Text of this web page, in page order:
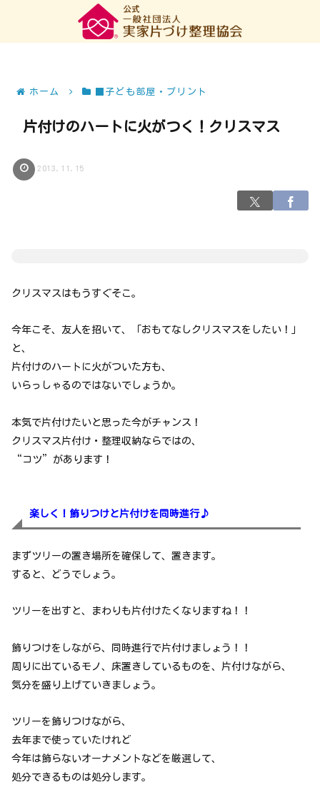
ホーム ■子ども部屋・プリント
片付けのハートに火がつく！クリスマス
2013.11.15
クリスマスはもうすぐそこ。
今年こそ、友人を招いて、「おもてなしクリスマスをしたい！」
と、
片付けのハートに火がついた方も、
いらっしゃるのではないでしょうか。
本気で片付けたいと思った今がチャンス！
クリスマス片付け・整理収納ならではの、
“コツ”があります！
楽しく！飾りつけと片付けを同時進行♪
まずツリーの置き場所を確保して、置きます。
すると、どうでしょう。
ツリーを出すと、まわりも片付けたくなりますね！！
飾りつけをしながら、同時進行で片付けましょう！！
周りに出ているモノ、床置きしているものを、片付けながら、
気分を盛り上げていきましょう。
ツリーを飾りつけながら、
去年まで使っていたけれど
今年は飾らないオーナメントなどを厳選して、
処分できるものは処分します。